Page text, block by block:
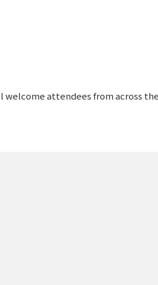
welcome attendees from across